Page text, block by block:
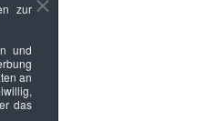
zur
und
an
das